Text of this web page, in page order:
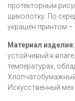
протекторным
щиколотку. По
украшен принтом –
Материал изделия:
устойчивый к
температурах,
Хлопчатобумажный
Искусственный